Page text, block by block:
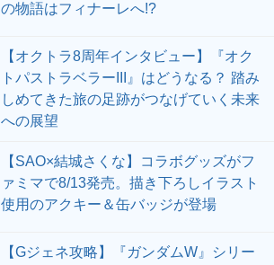
の物語はフィナーレへ!?
【オクトラ8周年インタビュー】『オク
トパストラベラーIII』はどうなる？ 踏み
しめてきた旅の足跡がつなげていく未来
への展望
【SAO×結城さくな】コラボグッズがフ
ァミマで8/13発売。描き下ろしイラスト
使用のアクキー＆缶バッジが登場
【Gジェネ攻略】『ガンダムW』シリー